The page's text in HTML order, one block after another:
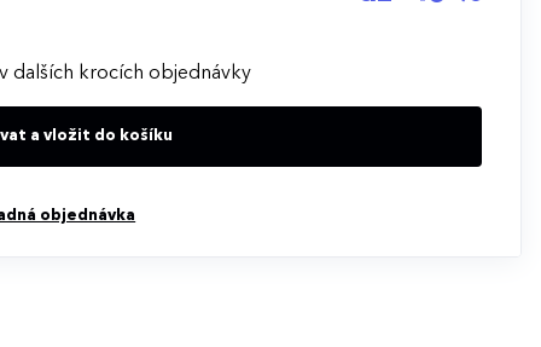
dalších krocích objednávky
a vložit do košíku
objednávka